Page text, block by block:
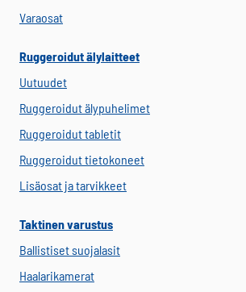
Varaosat
Ruggeroidut älylaitteet
Uutuudet
Ruggeroidut älypuhelimet
Ruggeroidut tabletit
Ruggeroidut tietokoneet
Lisäosat ja tarvikkeet
Taktinen varustus
Ballistiset suojalasit
Haalarikamerat